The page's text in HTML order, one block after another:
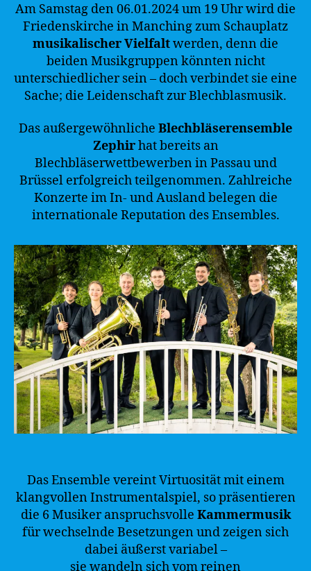
Am Samstag den 06.01.2024 um 19 Uhr wird die
Friedenskirche in Manching zum Schauplatz
musikalischer Vielfaltwerden, denn die
beiden Musikgruppen könnten nicht
unterschiedlicher sein – doch verbindet sie eine
Sache; die Leidenschaft zur Blechblasmusik.
Das außergewöhnliche Blechbläserensemble
Zephirhat bereits an
Blechbläserwettbewerben in Passau und
Brüssel erfolgreich teilgenommen. Zahlreiche
Konzerte im In- und Ausland belegen die
internationale Reputation des Ensembles.
Das Ensemble vereint Virtuosität mit einem
klangvollen Instrumentalspiel, so präsentieren
die 6 Musiker anspruchsvolle Kammermusik
für wechselnde Besetzungen und zeigen sich
dabei äußerst variabel –
sie wandeln sich vom reinen